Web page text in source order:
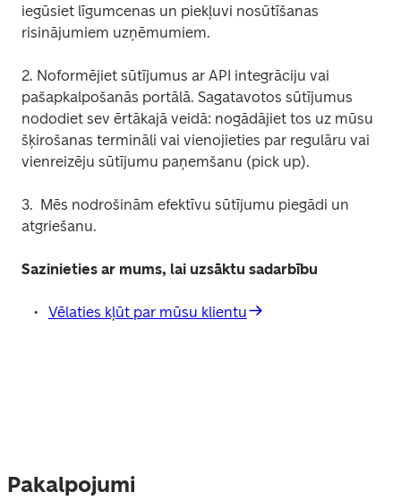
iegūsiet līgumcenas un piekļuvi nosūtīšanas
risinājumiem uzņēmumiem.
2. Noformējiet sūtījumus ar API integrāciju vai
pašapkalpošanās portālā. Sagatavotos sūtījumus
nododiet sev ērtākajā veidā: nogādājiet tos uz mūsu
šķirošanas termināli vai vienojieties par regulāru vai
vienreizēju sūtījumu paņemšanu (pick up).
3.  Mēs nodrošinām efektīvu sūtījumu piegādi un
atgriešanu.
Sazinieties ar mums, lai uzsāktu sadarbību
Vēlaties kļūt par mūsu klientu
Pakalpojumi